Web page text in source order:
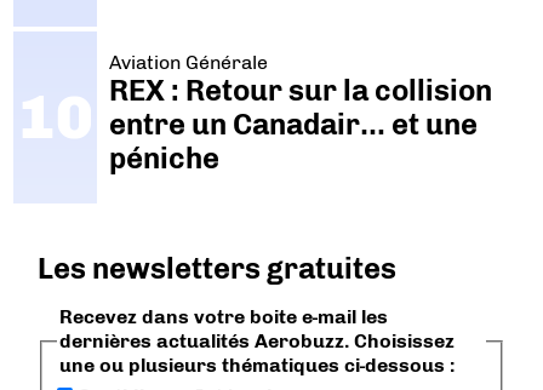
Aviation Générale
REX : Retour sur la collision
entre un Canadair… et une
péniche
Les newsletters gratuites
Recevez dans votre boite e-mail les
dernières actualités Aerobuzz. Choisissez
une ou plusieurs thématiques ci-dessous :